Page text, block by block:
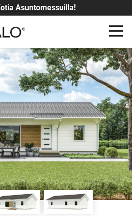
Asuntomessuilla!